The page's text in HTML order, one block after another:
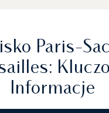
Paris-
Informacje